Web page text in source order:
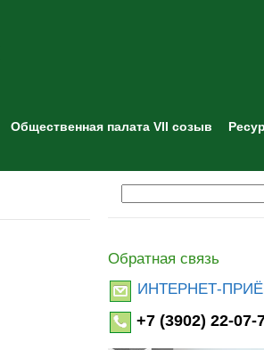
Общественная палата VII созыв
Обратная связь
ИНТЕРНЕТ-
+7 (3902) 22-07-